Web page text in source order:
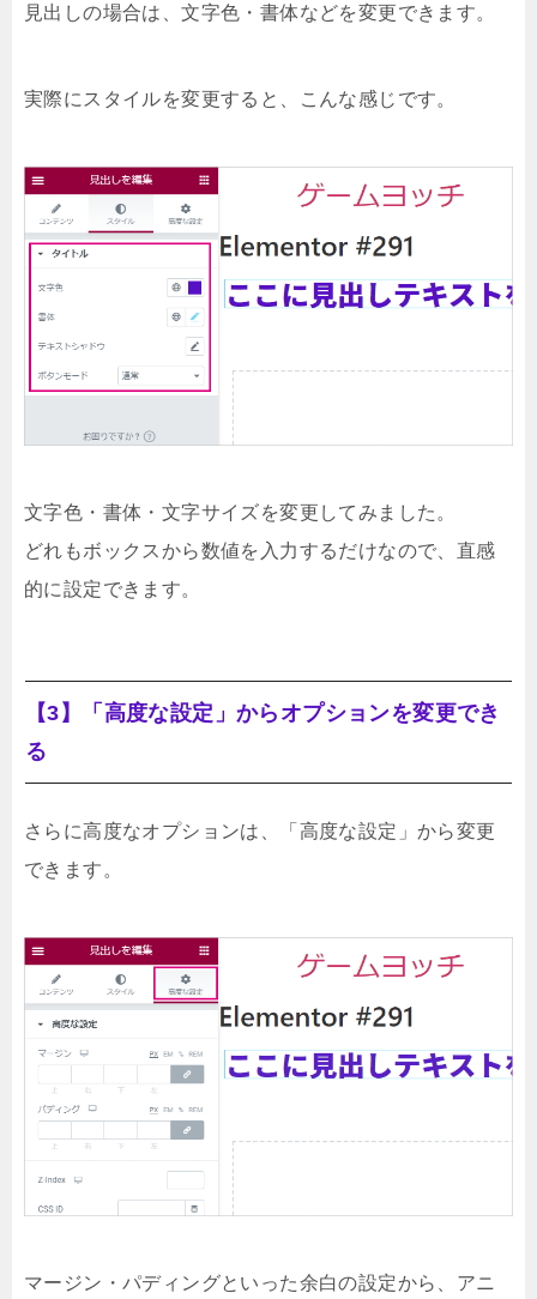
見出しの場合は、文字色・書体などを変更できます。
実際にスタイルを変更すると、こんな感じです。
文字色・書体・文字サイズを変更してみました。
どれもボックスから数値を入力するだけなので、直感
的に設定できます。
【3】「高度な設定」からオプションを変更でき
る
さらに高度なオプションは、「高度な設定」から変更
できます。
マージン・パディングといった余白の設定から、アニ